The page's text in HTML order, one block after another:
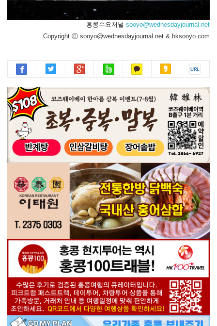
홍콩수요저널 sooyo@wednesdayjournal.net
Copyright ⓒ sooyo@wednesdayjournal.net & hksooyo.com